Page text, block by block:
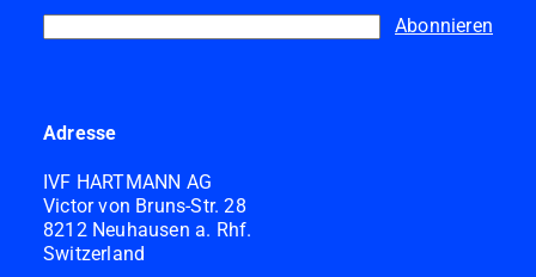
Abonnieren
Adresse
IVF HARTMANN AG
Victor von Bruns-Str. 28
8212 Neuhausen a. Rhf.
Switzerland